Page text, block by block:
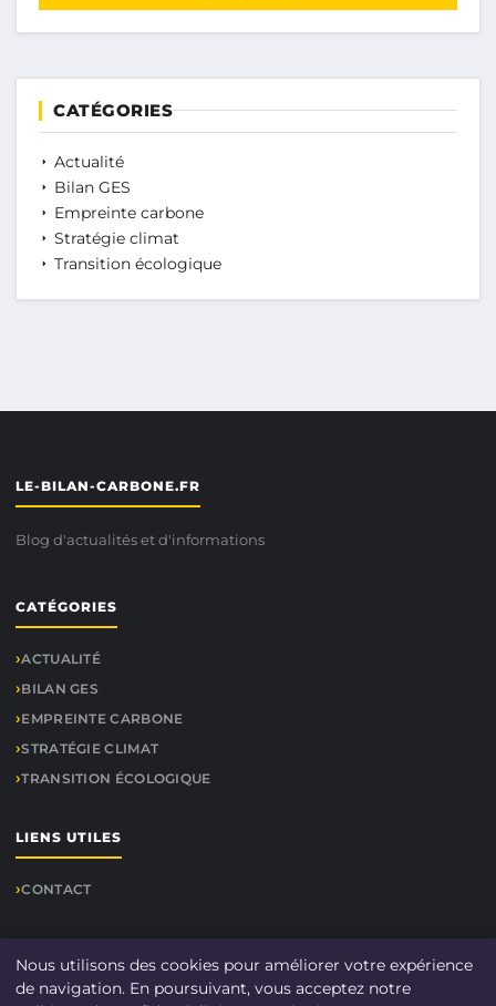
CATÉGORIES
Actualité
Bilan GES
Empreinte carbone
Stratégie climat
Transition écologique
LE-BILAN-CARBONE.FR
Blog d'actualités et d'informations
CATÉGORIES
ACTUALITÉ
BILAN GES
EMPREINTE CARBONE
STRATÉGIE CLIMAT
TRANSITION ÉCOLOGIQUE
LIENS UTILES
CONTACT
© 2026 Le-bilan-carbone.fr. Tous droits réservés.
Nous utilisons des cookies pour améliorer votre expérience
de navigation. En poursuivant, vous acceptez notre